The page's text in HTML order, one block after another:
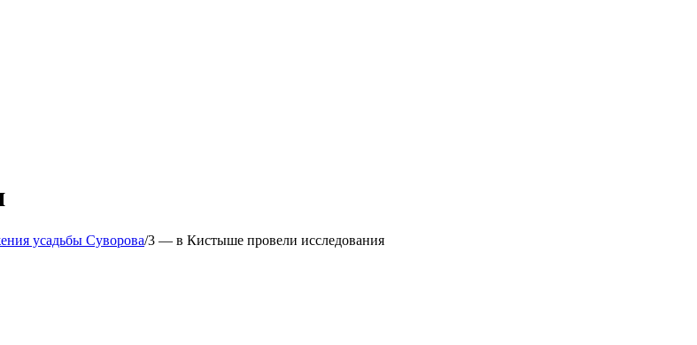
усадьбы Суворова/3 — в Кистыше провели исследования